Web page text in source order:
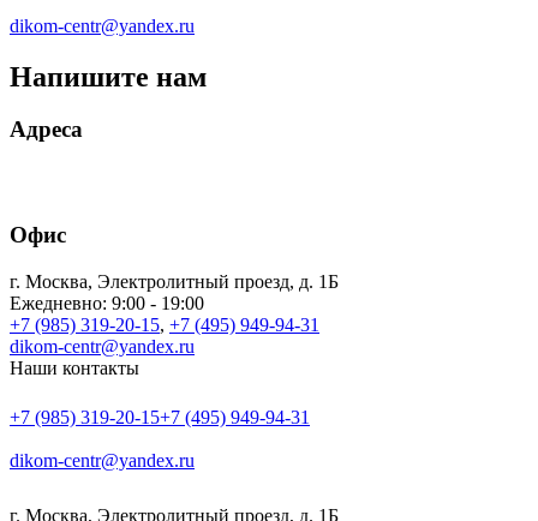
dikom-centr@yandex.ru
Напишите нам
Адреса
Офис
г. Москва, Электролитный проезд, д. 1Б
Ежедневно: 9:00 - 19:00
+7 (985) 319-20-15, +7 (495) 949-94-31
dikom-centr@yandex.ru
Наши контакты
+7 (985) 319-20-15+7 (495) 949-94-31
dikom-centr@yandex.ru
г. Москва, Электролитный проезд, д. 1Б